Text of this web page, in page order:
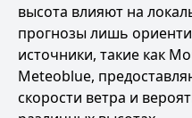
высота влияют на
прогнозы лишь
источники, такие как
Meteoblue,
скорости ветра и